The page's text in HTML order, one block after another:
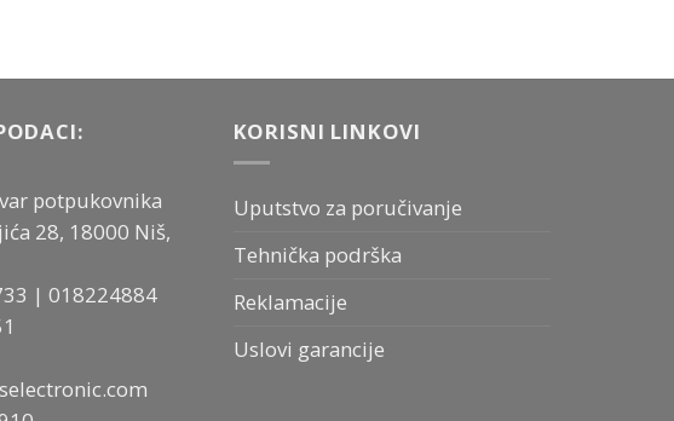
potpukovnika
28, 18000 Niš,
| 018224884
KORISNI LINKOVI
Uputstvo za poručivanje
Tehnička podrška
Reklamacije
Uslovi garancije